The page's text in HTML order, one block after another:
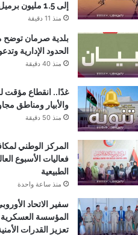
إلى 1.5 مليون برميل يوميًا
منذ 11 دقيقة
بلدية صرمان توضح
الحدود الإدارية
منذ 40 دقيقة
غدًا.. انقطاع مؤقت
والأبيار ومناطق
منذ 50 دقيقة
المركز الوطني
فعاليات الأسبوع
الطبيعية
منذ ساعة واحدة
سفير الاتحاد
المؤسسة العسكرية
تعزيز القدرات